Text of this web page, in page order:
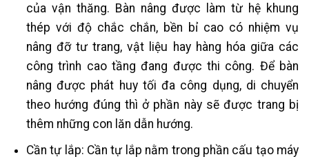
của vận thăng. Bàn nâng được làm từ hệ khung
thép với độ chắc chắn, bền bỉ cao có nhiệm vụ
nâng đỡ tư trang, vật liệu hay hàng hóa giữa các
công trình cao tầng đang được thi công. Để bàn
nâng được phát huy tối đa công dụng, di chuyển
theo hướng đúng thì ở phần này sẽ được trang bị
thêm những con lăn dẫn hướng.
Cần tự lắp: Cần tự lắp nằm trong phần cấu tạo máy